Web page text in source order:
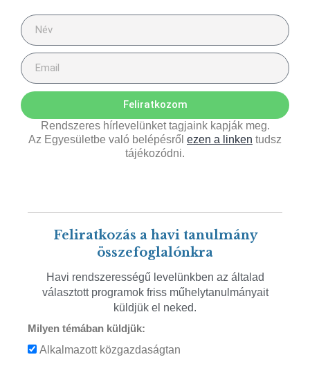
Feliratkozom
Rendszeres hírlevelünket tagjaink kapják meg.
Az Egyesületbe való belépésről ezen a linken tudsz
tájékozódni.
Feliratkozás a havi tanulmány
összefoglalónkra
Havi rendszerességű levelünkben az általad
választott programok friss műhelytanulmányait
küldjük el neked.
Milyen témában küldjük:
Alkalmazott közgazdaságtan